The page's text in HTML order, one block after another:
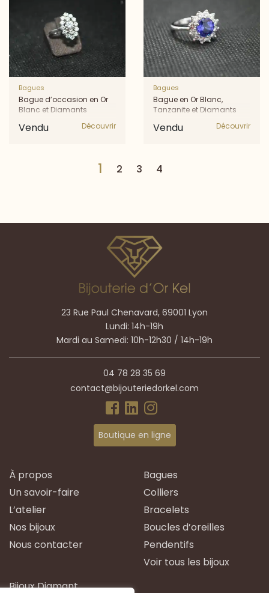
Bagues
Bague d’occasion en Or
Blanc et Diamants
Vendu Découvrir
Bagues
Bague en Or Blanc,
Tanzanite et Diamants
Vendu Découvrir
1 2 3 4
23 Rue Paul Chenavard, 69001 Lyon
Lundi: 14h-19h
Mardi au Samedi: 10h-12h30 / 14h-19h
04 78 28 35 69
contact@bijouteriedorkel.com
Boutique en ligne
À propos
Un savoir-faire
L’atelier
Nos bijoux
Nous contacter
Bagues
Colliers
Bracelets
Boucles d’oreilles
Pendentifs
Voir tous les bijoux
Bijoux Diamant